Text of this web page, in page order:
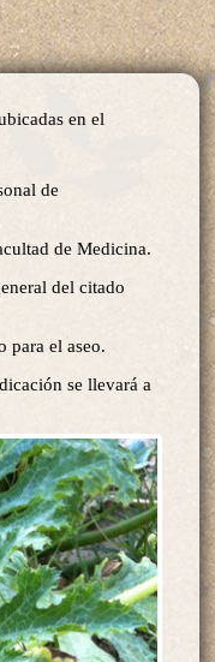
en el
de
de Medicina.
del citado
para el aseo.
se llevará a